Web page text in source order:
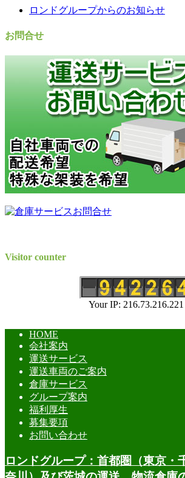
ロンドグループからのお知らせ
お問合せ
Visitor counter
Your IP: 216.73.216.221
HOME
会社案内
運送サービス
運送車両のご案内
倉庫サービス
グループ案内
福利厚生
募集要項
お問い合わせ
ロンドグループ：首都圏（東京・